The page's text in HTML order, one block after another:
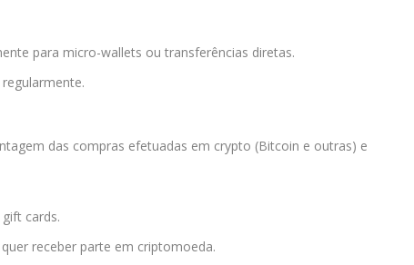
para micro-wallets ou transferências diretas.
das compras efetuadas em crypto (Bitcoin e outras) e
cards.
receber parte em criptomoeda.